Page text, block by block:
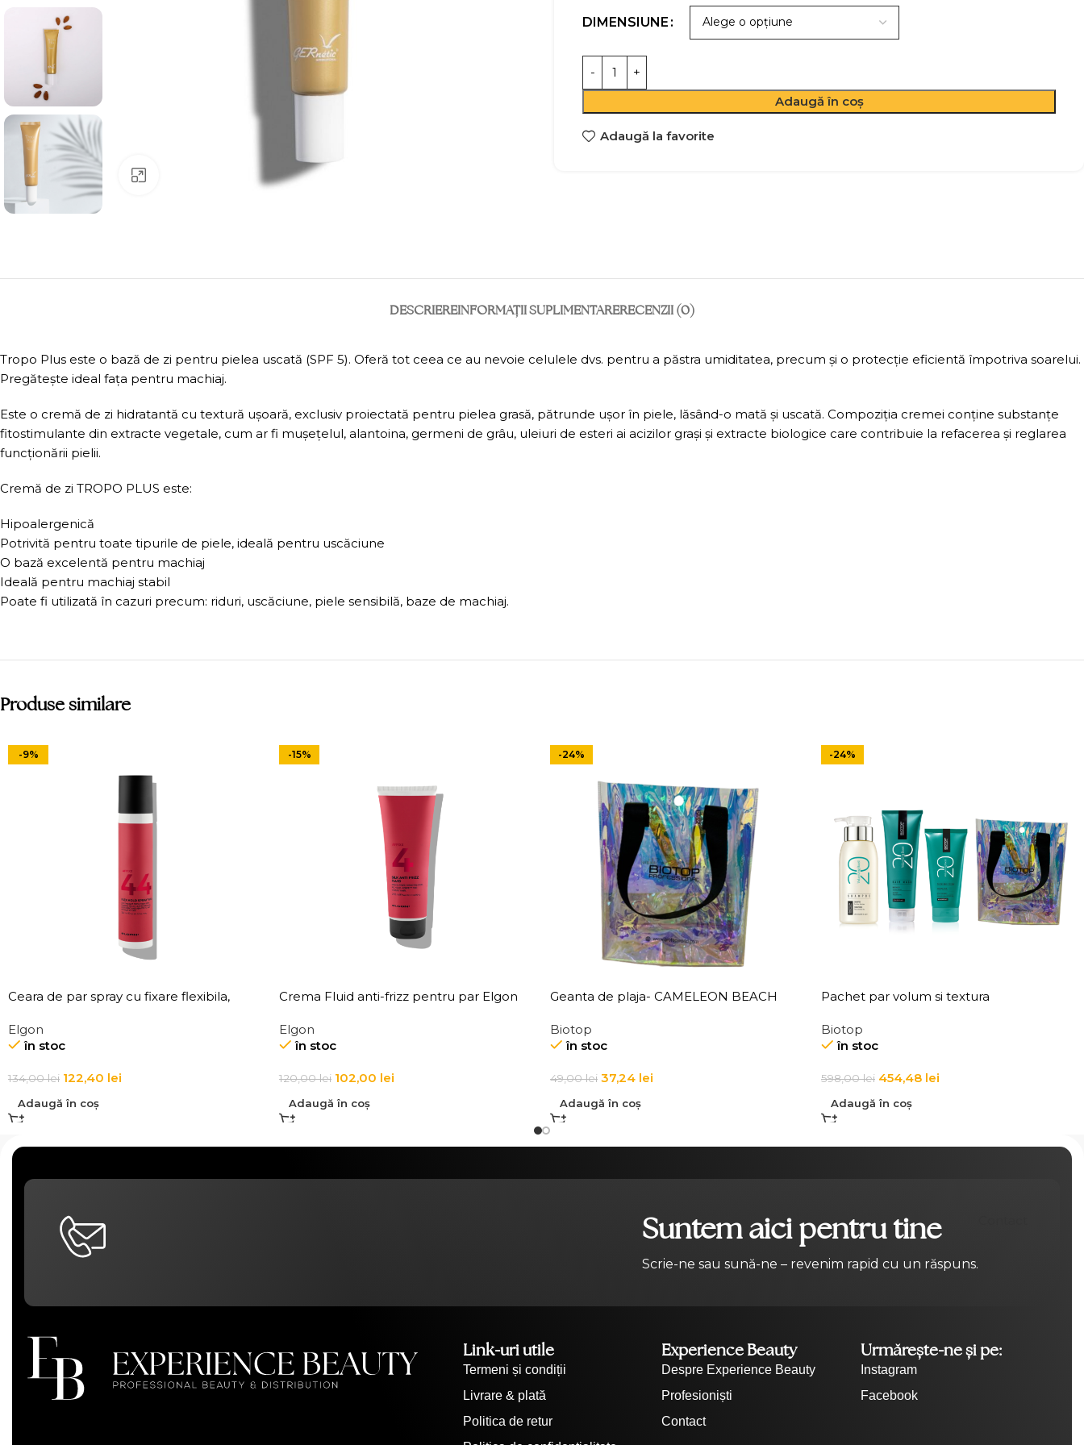
DIMENSIUNE
Adaugă în coș
Adaugă la favorite
DESCRIEREINFORMAȚII SUPLIMENTARERECENZII (0)
Tropo Plus este o bază de zi pentru pielea uscată (SPF 5). Oferă tot ceea ce au nevoie celulele dvs. pentru a păstra umiditatea, precum și o protecție eficientă împotriva soarelui.
Pregătește ideal fața pentru machiaj.
Este o cremă de zi hidratantă cu textură ușoară, exclusiv proiectată pentru pielea grasă, pătrunde ușor în piele, lăsând-o mată și uscată. Compoziția cremei conține substanțe
fitostimulante din extracte vegetale, cum ar fi mușețelul, alantoina, germeni de grâu, uleiuri de esteri ai acizilor grași și extracte biologice care contribuie la refacerea și reglarea
funcționării pielii.
Cremă de zi TROPO PLUS este:
Hipoalergenică
Potrivită pentru toate tipurile de piele, ideală pentru uscăciune
O bază excelentă pentru machiaj
Ideală pentru machiaj stabil
Poate fi utilizată în cazuri precum: riduri, uscăciune, piele sensibilă, baze de machiaj.
Produse similare
-9%
Ceara de par spray cu fixare flexibila,
Elgon
în stoc
134,00lei 122,40 lei
Adaugă în coș
-15%
Crema Fluid anti-frizz pentru par Elgon
Elgon
în stoc
120,00lei 102,00 lei
Adaugă în coș
-24%
Geanta de plaja- CAMELEON BEACH
Biotop
în stoc
49,00lei 37,24 lei
Adaugă în coș
-24%
Pachet par volum si textura
Biotop
în stoc
598,00lei 454,48 lei
Adaugă în coș
Suntem aici pentru tine
Scrie-ne sau sună-ne – revenim rapid cu un răspuns.
Link-uri utile
Termeni și condiții
Livrare & plată
Politica de retur
Experience Beauty
Despre Experience Beauty
Profesioniști
Contact
Urmărește-ne și pe:
Instagram
Facebook